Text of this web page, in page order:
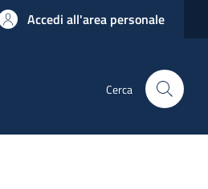
Accedi all'area personale
Cerca